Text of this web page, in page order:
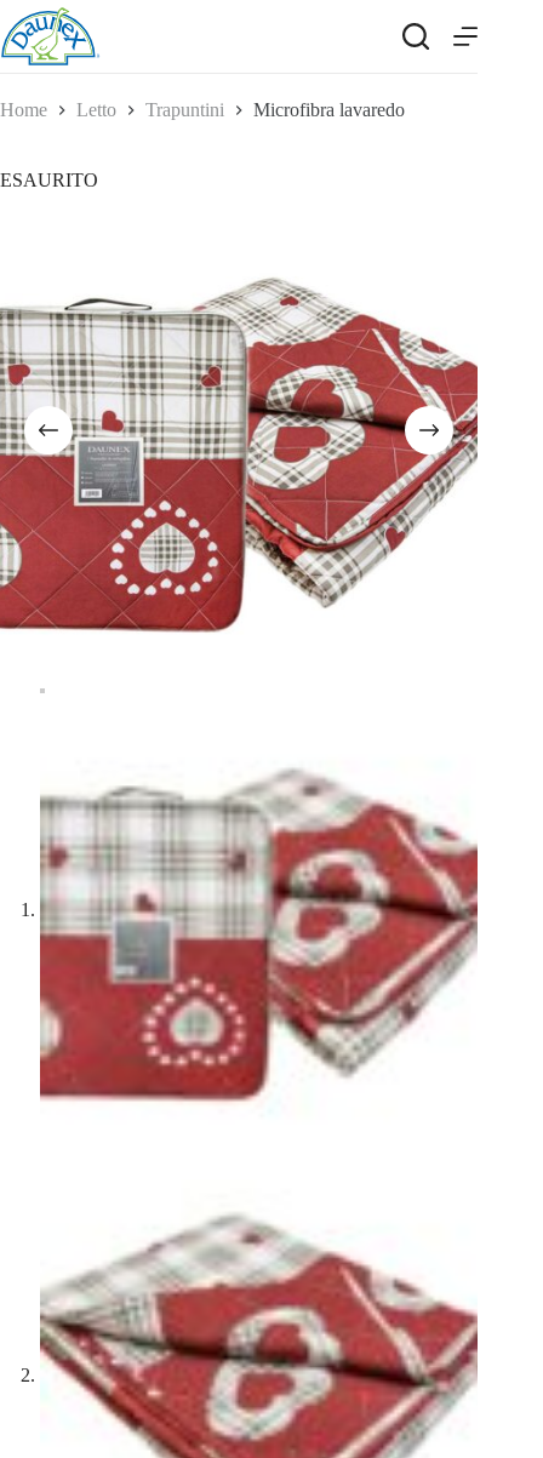
Salta
al
contenuto
Home Letto Trapuntini Microfibra lavaredo
ESAURITO